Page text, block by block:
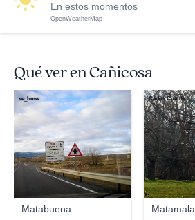
En estos momentos
OpenWeatherMap
Qué ver en Cañicosa
Matabuena
se_bmw
Matamala
Carlos Cuerda